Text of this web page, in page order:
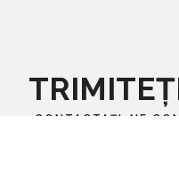
CONTACTAȚI-NE